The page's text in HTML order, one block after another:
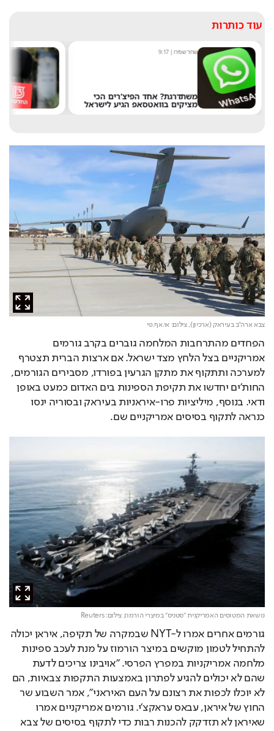
עוד כותרות
שחר שפירו |
9:17
משתדרגת? אחד הפיצ'רים הכי
מציקים בוואטסאפ הגיע לישראל
צבא ארה"ב בעיראק (ארכיון),צילום: אי.אף.פי
החות'ים יחדשו את תקיפת הספינות בים האדום כמעט באופן
כנראה לתקוף בסיסים אמריקניים שם.
נושאת המטוסים האמריקנית "סטניס" במיצרי הורמוז, צילום: Reuters